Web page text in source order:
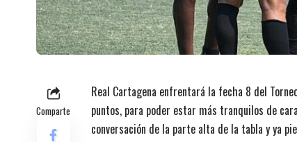
Comparte
Real Cartagena enfrentará la fecha 8 del
puntos, para poder estar más tranquilos de
conversación de la parte alta de la tabla y ya